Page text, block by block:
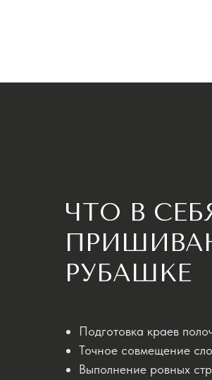
ЧТО В
РУБАШКЕ
Подготовка краев
Точное совмещение
Выполнение ровных